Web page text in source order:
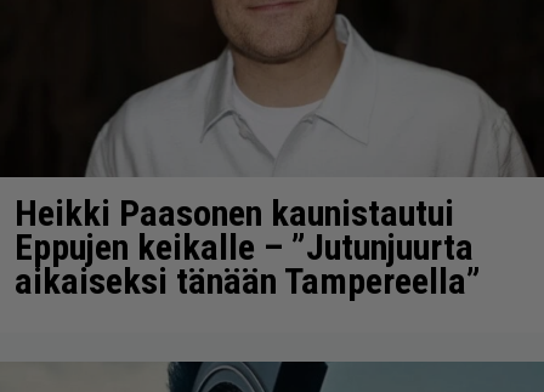
Heikki Paasonen kaunistautui
Eppujen keikalle – ”Jutunjuurta
aikaiseksi tänään Tampereella”